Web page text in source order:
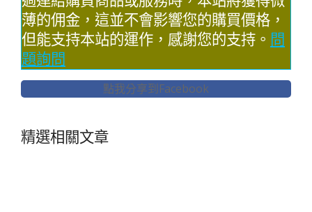
薄的佣金，這並不會影響您的購買價格，
但能支持本站的運作，感謝您的支持。 問
題詢問
點我分享到Facebook
精選相關文章